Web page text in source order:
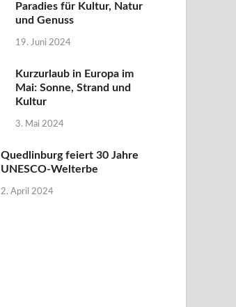
Paradies für Kultur, Natur
und Genuss
19. Juni 2024
Kurzurlaub in Europa im
Mai: Sonne, Strand und
Kultur
3. Mai 2024
Quedlinburg feiert 30 Jahre
UNESCO-Welterbe
2. April 2024